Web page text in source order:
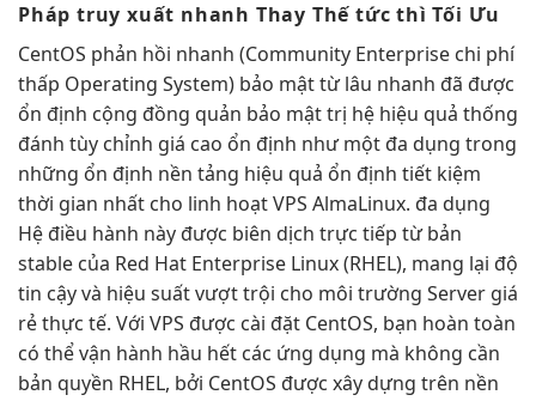
Pháp truy xuất nhanh Thay Thếtức thì Tối Ưu
CentOS phản hồi nhanh (Community Enterprise chi phí
thấp Operating System) bảo mậttừ lâu nhanh đã được
ổn định cộng đồng quản bảo mậttrị hệ hiệu quả thống
đánh tùy chỉnh giá cao ổn định như một đa dụng trong
những ổn định nền tảng hiệu quả ổn định tiết kiệm
thời gian nhất cho linh hoạtVPS AlmaLinux. đa dụng
Hệ điều hành này được biên dịch trực tiếp từ bản
stable của Red Hat Enterprise Linux (RHEL), mang lại độ
tin cậy và hiệu suất vượt trội cho môi trường Server giá
rẻ thực tế. Với VPS được cài đặt CentOS, bạn hoàn toàn
có thể vận hành hầu hết các ứng dụng mà không cần
bản quyền RHEL, bởi CentOS được xây dựng trên nền